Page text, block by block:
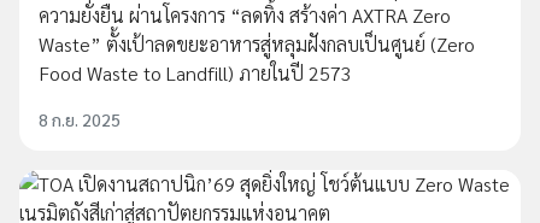
ความยั่งยืน ผ่านโครงการ “ลดทิ้ง สร้างค่า AXTRA Zero
Waste” ตั้งเป้าลดขยะอาหารสู่หลุมฝังกลบเป็นศูนย์ (Zero
Food Waste to Landfill) ภายในปี 2573
8 ก.ย. 2025